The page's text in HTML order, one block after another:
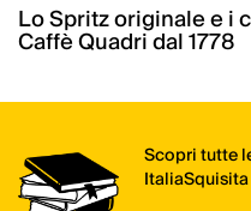
Lo Spritz originale e i
Caffè Quadri dal 1778
Scopri tutte
ItaliaSquisita